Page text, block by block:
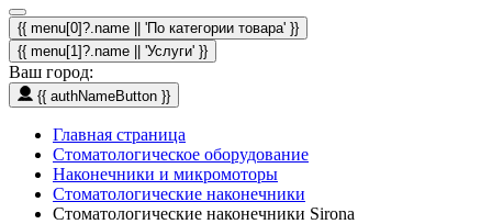
{{ menu[0]?.name || 'По категории товара' }}
{{ menu[1]?.name || 'Услуги' }}
Ваш город:
{{ authNameButton }}
Главная страница
Стоматологическое оборудование
Наконечники и микромоторы
Стоматологические наконечники
Стоматологические наконечники Sirona